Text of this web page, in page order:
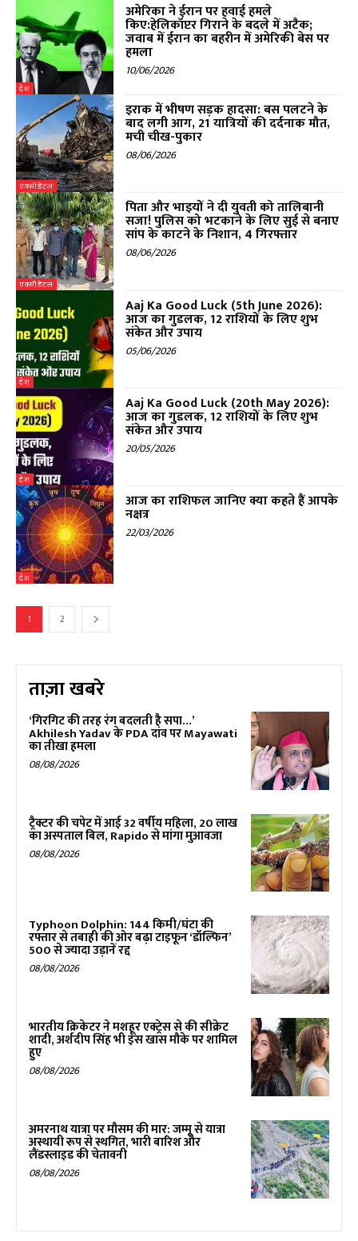
देश
अमेरिका ने ईरान पर हवाई हमले
किए:हेलिकॉप्टर गिराने के बदले में अटैक;
जवाब में ईरान का बहरीन में अमेरिकी बेस पर
हमला
10/06/2026
एक्सीडेंटल
इराक में भीषण सड़क हादसा: बस पलटने के
बाद लगी आग, 21 यात्रियों की दर्दनाक मौत,
मची चीख-पुकार
08/06/2026
एक्सीडेंटल
पिता और भाइयों ने दी युवती को तालिबानी
सजा! पुलिस को भटकाने के लिए सुई से बनाए
सांप के काटने के निशान, 4 गिरफ्तार
08/06/2026
देश
Aaj Ka Good Luck (5th June 2026):
आज का गुडलक, 12 राशियों के लिए शुभ
संकेत और उपाय
05/06/2026
देश
Aaj Ka Good Luck (20th May 2026):
आज का गुडलक, 12 राशियों के लिए शुभ
संकेत और उपाय
20/05/2026
देश
आज का राशिफल जानिए क्या कहते हैं आपके
नक्षत्र
22/03/2026
1 2
ताज़ा खबरे
‘गिरगिट की तरह रंग बदलती है सपा…’
Akhilesh Yadav के PDA दांव पर Mayawati
का तीखा हमला
08/08/2026
ट्रैक्टर की चपेट में आई 32 वर्षीय महिला, ₹20 लाख
का अस्पताल बिल, Rapido से मांगा मुआवजा
08/08/2026
Typhoon Dolphin: 144 किमी/घंटा की
रफ्तार से तबाही की ओर बढ़ा टाइफून ‘डॉल्फिन’
500 से ज्यादा उड़ानें रद्द
08/08/2026
भारतीय क्रिकेटर ने मशहूर एक्ट्रेस से की सीक्रेट
शादी, अर्शदीप सिंह भी इस खास मौके पर शामिल
हुए
08/08/2026
अमरनाथ यात्रा पर मौसम की मार: जम्मू से यात्रा
अस्थायी रूप से स्थगित, भारी बारिश और
लैंडस्लाइड की चेतावनी
08/08/2026